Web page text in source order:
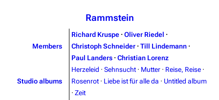
Rammstein
Members
Richard Kruspe · Oliver Riedel ·
Christoph Schneider · Till Lindemann ·
Paul Landers · Christian Lorenz
Studio albums
Herzeleid · Sehnsucht · Mutter · Reise, Reise ·
Rosenrot · Liebe ist für alle da · Untitled album
· Zeit